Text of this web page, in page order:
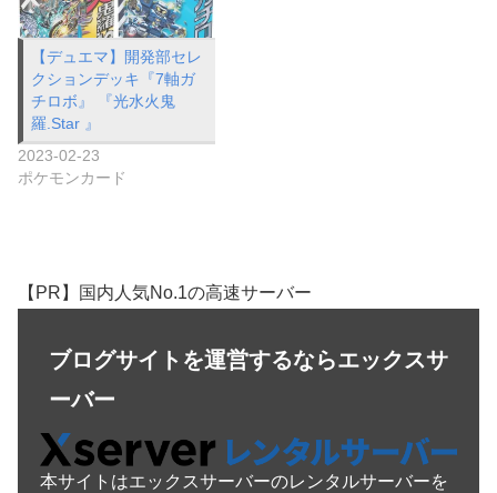
【デュエマ】開発部セレ
クションデッキ『7軸ガ
チロボ』 『光水火鬼
羅.Star 』
2023-02-23
ポケモンカード
【PR】国内人気No.1の高速サーバー
ブログサイトを運営するならエックスサ
ーバー
本サイトはエックスサーバーのレンタルサーバーを